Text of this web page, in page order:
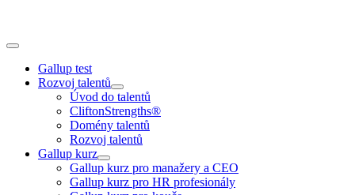
content
Toggle
NavigationGallup test
Rozvoj talentů
Úvod do talentů
CliftonStrengths®
Domény talentů
Rozvoj talentů
Gallup kurz
Gallup kurz pro manažery a CEO
Gallup kurz pro HR profesionály